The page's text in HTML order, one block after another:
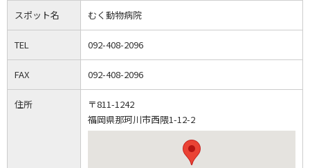
スポット名 むく動物病院
TEL 092-408-2096
FAX 092-408-2096
住所
〒811-1242
福岡県那珂川市西隈1-12-2